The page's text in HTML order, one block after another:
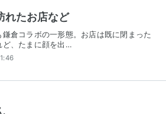
れたお店など
鎌倉コラボの一形態。お店は既に閉まった
ど、たまに顔を出…